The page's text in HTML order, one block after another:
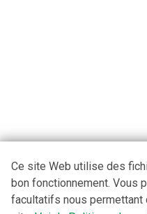
Ce site Web utilise des
bon fonctionnement. Vous
facultatifs nous